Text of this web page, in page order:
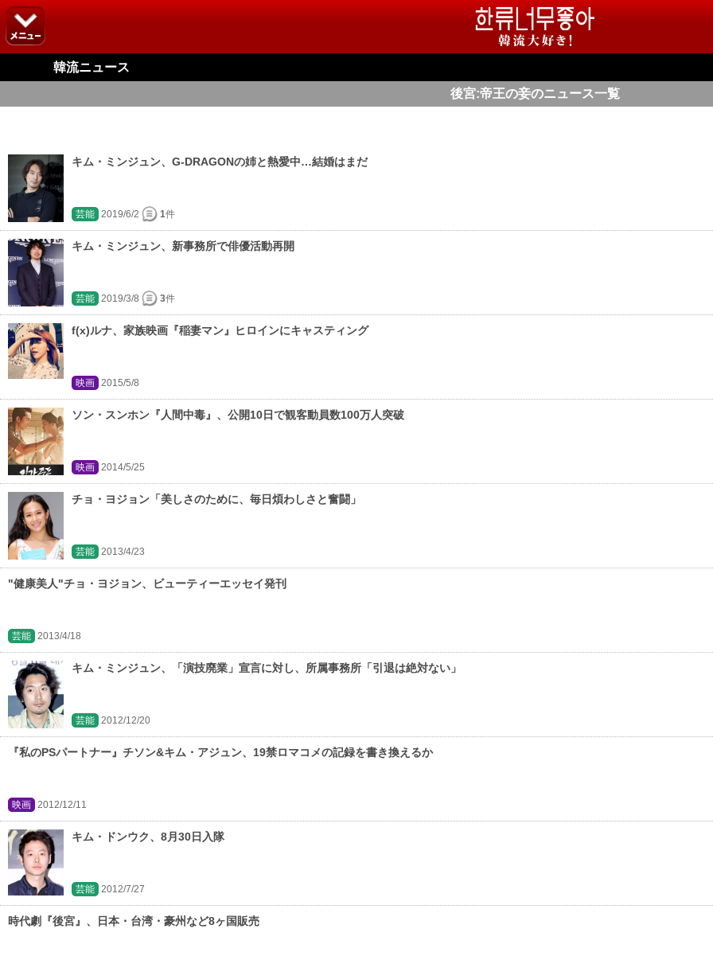
韓流ニュース
後宮:帝王の妾のニュース一覧
キム・ミンジュン、G-DRAGONの姉と熱愛中…結婚はまだ
芸能 2019/6/2 1件
キム・ミンジュン、新事務所で俳優活動再開
芸能 2019/3/8 3件
f(x)ルナ、家族映画『稲妻マン』ヒロインにキャスティング
映画 2015/5/8
ソン・スンホン『人間中毒』、公開10日で観客動員数100万人突破
映画 2014/5/25
チョ・ヨジョン「美しさのために、毎日煩わしさと奮闘」
芸能 2013/4/23
"健康美人"チョ・ヨジョン、ビューティーエッセイ発刊
芸能 2013/4/18
キム・ミンジュン、「演技廃業」宣言に対し、所属事務所「引退は絶対ない」
芸能 2012/12/20
『私のPSパートナー』チソン&キム・アジュン、19禁ロマコメの記録を書き換えるか
映画 2012/12/11
キム・ドンウク、8月30日入隊
芸能 2012/7/27
時代劇『後宮』、日本・台湾・豪州など8ヶ国販売